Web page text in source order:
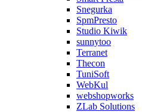
Snegurka
SpmPresto
Studio Kiwik
sunnytoo
Terranet
Thecon
TuniSoft
WebKul
webshopworks
ZLab Solutions